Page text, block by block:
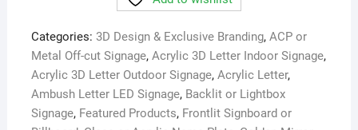
Lighting
Signboard
quantity
Categories: 3D Design & Exclusive Branding, ACP or
Metal Off-cut Signage, Acrylic 3D Letter Indoor Signage,
Acrylic 3D Letter Outdoor Signage, Acrylic Letter,
Ambush Letter LED Signage, Backlit or Lightbox
Signage, Featured Products, Frontlit Signboard or